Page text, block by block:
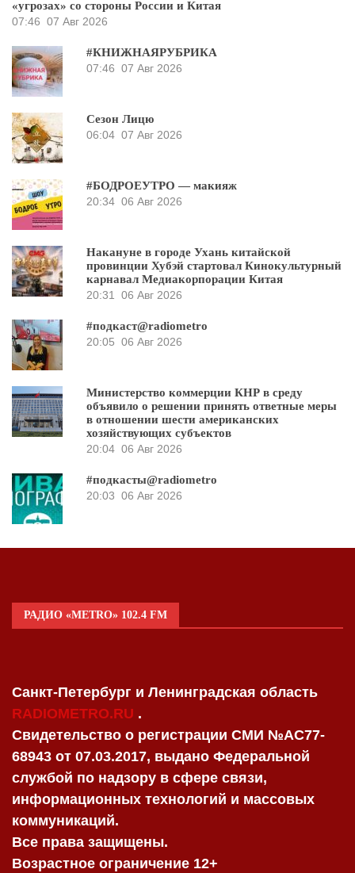
«угрозах» со стороны России и Китая
07:46 07 Авг 2026
#КНИЖНАЯРУБРИКА
07:46 07 Авг 2026
Сезон Лицю
06:04 07 Авг 2026
#БОДРОЕУТРО — макияж
20:34 06 Авг 2026
Накануне в городе Ухань китайской
провинции Хубэй стартовал Кинокультурный
карнавал Медиакорпорации Китая
20:31
06 Авг 2026
#подкаст@radiometro
20:05 06 Авг 2026
Министерство коммерции КНР в среду
объявило о решении принять ответные меры
в отношении шести американских
хозяйствующих субъектов
20:04 06 Авг 2026
#подкасты@radiometro
20:03 06 Авг 2026
РАДИО «METRO» 102.4 FM
Санкт-Петербург и Ленинградская область
RADIOMETRO.RU .
Свидетельство о регистрации СМИ №AC77-
68943 от 07.03.2017, выдано Федеральной
службой по надзору в сфере связи,
информационных технологий и массовых
коммуникаций.
Все права защищены.
Возрастное ограничение 12+